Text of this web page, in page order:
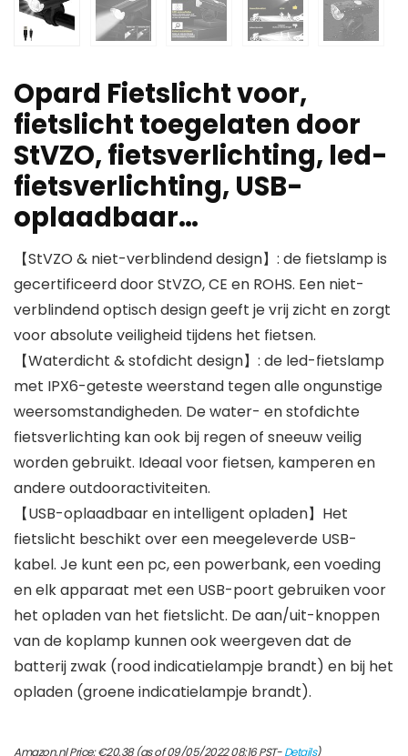
Opard Fietslicht voor,
fietslicht toegelaten door
StVZO, fietsverlichting, led-
fietsverlichting, USB-
oplaadbaar…
【StVZO & niet-verblindend design】: de fietslamp is
gecertificeerd door StVZO, CE en ROHS. Een niet-
verblindend optisch design geeft je vrij zicht en zorgt
voor absolute veiligheid tijdens het fietsen.
【Waterdicht & stofdicht design】: de led-fietslamp
met IPX6-geteste weerstand tegen alle ongunstige
weersomstandigheden. De water- en stofdichte
fietsverlichting kan ook bij regen of sneeuw veilig
worden gebruikt. Ideaal voor fietsen, kamperen en
andere outdooractiviteiten.
【USB-oplaadbaar en intelligent opladen】Het
fietslicht beschikt over een meegeleverde USB-
kabel. Je kunt een pc, een powerbank, een voeding
en elk apparaat met een USB-poort gebruiken voor
het opladen van het fietslicht. De aan/uit-knoppen
van de koplamp kunnen ook weergeven dat de
batterij zwak (rood indicatielampje brandt) en bij het
opladen (groene indicatielampje brandt).
Amazon.nl Price:€20.38(as of 09/05/2022 08:16 PST-Details)